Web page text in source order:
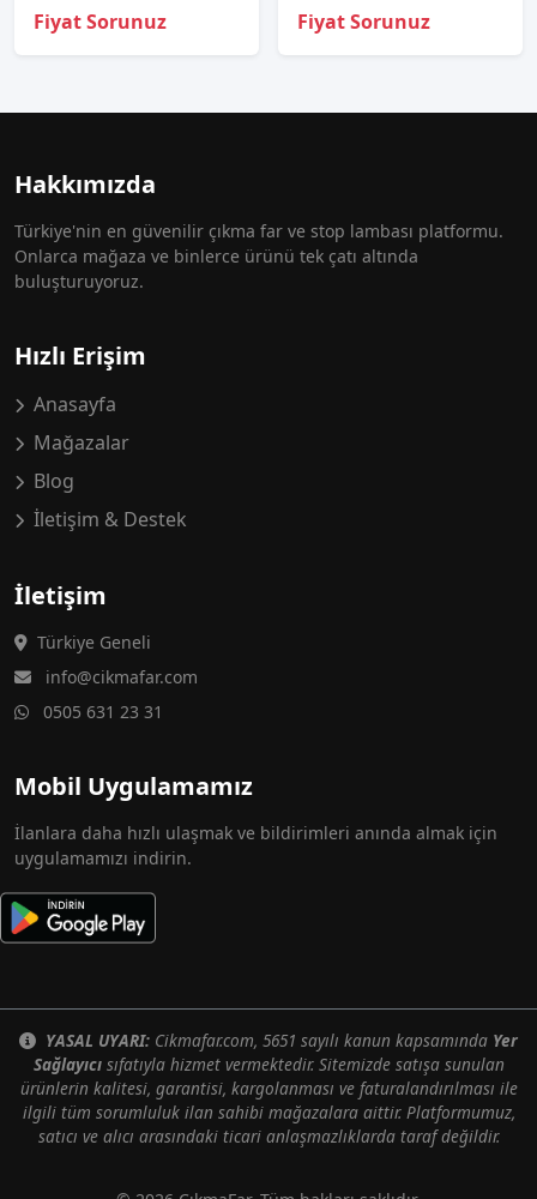
Fiyat Sorunuz Fiyat Sorunuz
Hakkımızda
Türkiye'nin en güvenilir çıkma far ve stop lambası platformu.
Onlarca mağaza ve binlerce ürünü tek çatı altında
buluşturuyoruz.
Hızlı Erişim
Anasayfa
Mağazalar
Blog
İletişim & Destek
İletişim
Türkiye Geneli
info@cikmafar.com
0505 631 23 31
Mobil Uygulamamız
İlanlara daha hızlı ulaşmak ve bildirimleri anında almak için
uygulamamızı indirin.
YASAL UYARI: Cikmafar.com, 5651 sayılı kanun kapsamında Yer
Sağlayıcısıfatıyla hizmet vermektedir. Sitemizde satışa sunulan
ürünlerin kalitesi, garantisi, kargolanması ve faturalandırılması ile
ilgili tüm sorumluluk ilan sahibi mağazalara aittir. Platformumuz,
satıcı ve alıcı arasındaki ticari anlaşmazlıklarda taraf değildir.